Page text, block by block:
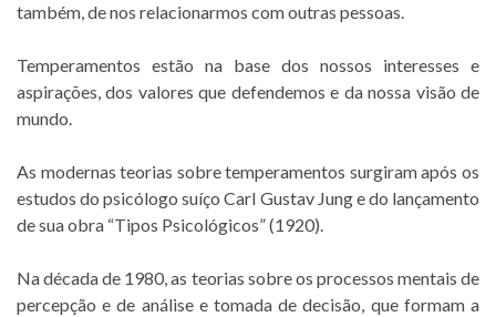
também, de nos relacionarmos com outras pessoas.
Temperamentos estão na base dos nossos interesses e
aspirações, dos valores que defendemos e da nossa visão de
mundo.
As modernas teorias sobre temperamentos surgiram após os
estudos do psicólogo suíço Carl Gustav Jung e do lançamento
de sua obra “Tipos Psicológicos” (1920).
Na década de 1980, as teorias sobre os processos mentais de
percepção e de análise e tomada de decisão, que formam a